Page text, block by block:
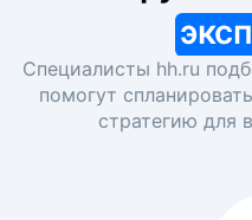
Специалисты hh.ru
помогут
стратегию для